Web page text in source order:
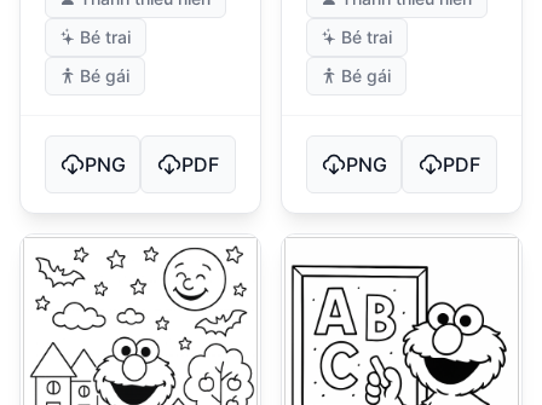
Bé trai
Bé gái
PNG PDF
Bé trai
Bé gái
PNG PDF